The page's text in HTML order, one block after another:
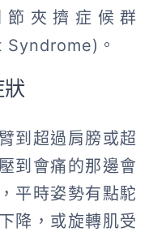
夾擠症候群
。
狀
到超過肩膀或超
到會痛的那邊會
平時姿勢有點駝
降，或旋轉肌受